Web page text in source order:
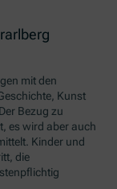
mit den
Kunst
Bezug zu
es wird aber auch
Kinder und
die